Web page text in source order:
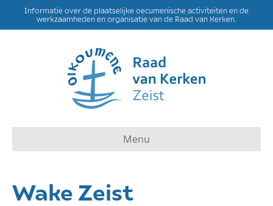
Informatie over de plaatselijke oecumenische activiteiten en de
werkzaamheden en organisatie van de Raad van Kerken.
Menu
Wake Zeist